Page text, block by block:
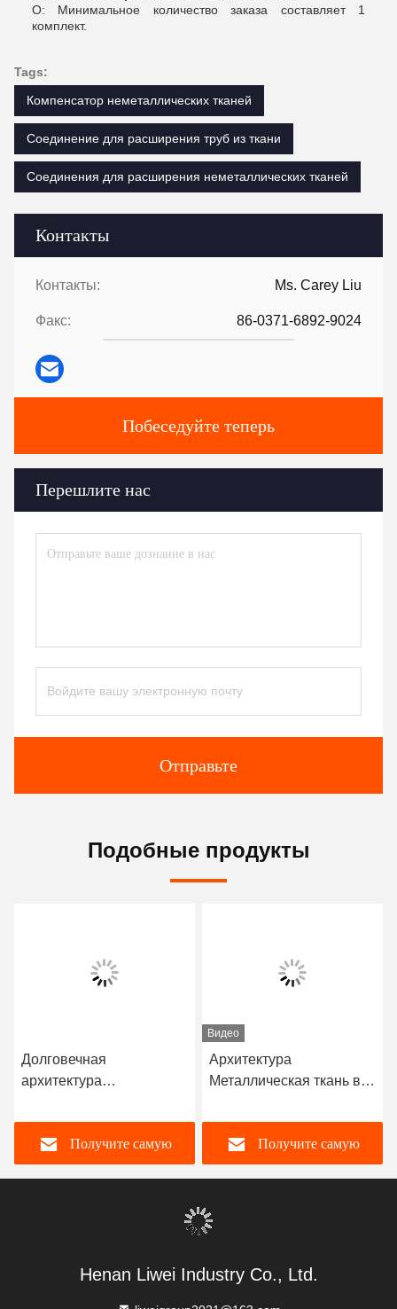
Контакты
Контакты: Ms. Carey Liu
Факс: 86-0371-6892-9024
Побеседуйте теперь
Перешлите нас
Отправьте
О: Минимальное количество заказа составляет 1
комплект.
Tags:
Компенсатор неметаллических тканей
Соединение для расширения труб из ткани
Соединения для расширения неметаллических тканей
Подобные продукты
Долговечная
архитектура
неметаллической ткани
Сопротивление
коррозии Более 10 лет
Получите самую
Видео
Архитектура
Металлическая ткань в
Неметаллическая ткань
ДолговечнаяПолучите самую
Henan Liwei Industry Co., Ltd.